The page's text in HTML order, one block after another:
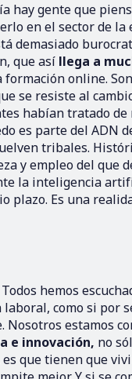
hay gente que
en el sector de la
demasiado
que así llega a
online.
se resiste al
habían tratado de
es parte del ADN
tribales.
y empleo del que
la inteligencia
plazo. Es una
hemos
como si por
estamos
e innovación, no
que tienen que